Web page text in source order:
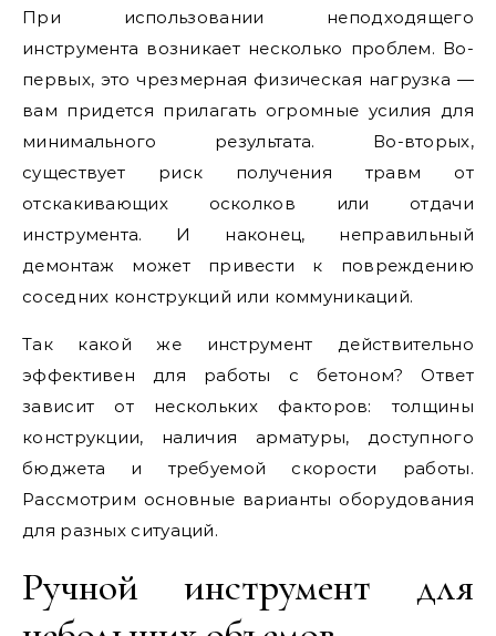
При использовании неподходящего
инструмента возникает несколько проблем. Во-
первых, это чрезмерная физическая нагрузка —
вам придется прилагать огромные усилия для
минимального результата. Во-вторых,
существует риск получения травм от
отскакивающих осколков или отдачи
инструмента. И наконец, неправильный
демонтаж может привести к повреждению
соседних конструкций или коммуникаций.
Так какой же инструмент действительно
эффективен для работы с бетоном? Ответ
зависит от нескольких факторов: толщины
конструкции, наличия арматуры, доступного
бюджета и требуемой скорости работы.
Рассмотрим основные варианты оборудования
для разных ситуаций.
Ручной инструмент для